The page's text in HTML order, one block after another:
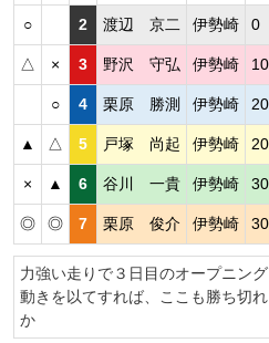
○ 2 渡辺 京二 伊勢崎 0
△ × 3 野沢 守弘 伊勢崎 10
○ 4 栗原 勝測 伊勢崎 20
▲ △ 5 戸塚 尚起 伊勢崎 20
× ▲ 6 谷川 一貴 伊勢崎 30
◎ ◎ 7 栗原 俊介 伊勢崎 30
力強い走りで３日目のオープニン
動きを以てすれば、ここも勝ち切
か